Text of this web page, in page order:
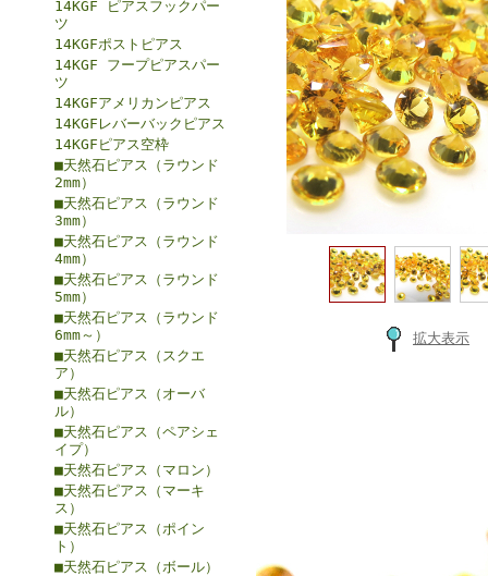
14KGF ピアスフックパー
ツ
14KGFポストピアス
14KGF フープピアスパー
ツ
14KGFアメリカンピアス
14KGFレバーバックピアス
14KGFピアス空枠
■天然石ピアス（ラウンド
2mm）
■天然石ピアス（ラウンド
3mm）
■天然石ピアス（ラウンド
4mm）
■天然石ピアス（ラウンド
5mm）
■天然石ピアス（ラウンド
6mm～）
■天然石ピアス（スクエ
ア）
■天然石ピアス（オーバ
ル）
■天然石ピアス（ペアシェ
イプ）
■天然石ピアス（マロン）
■天然石ピアス（マーキ
ス）
■天然石ピアス（ポイン
ト）
■天然石ピアス（ボール）
拡大表示